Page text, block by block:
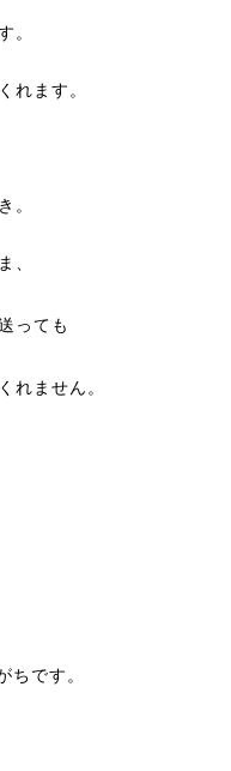
。
れます。
。
、
っても
れません。
ちです。